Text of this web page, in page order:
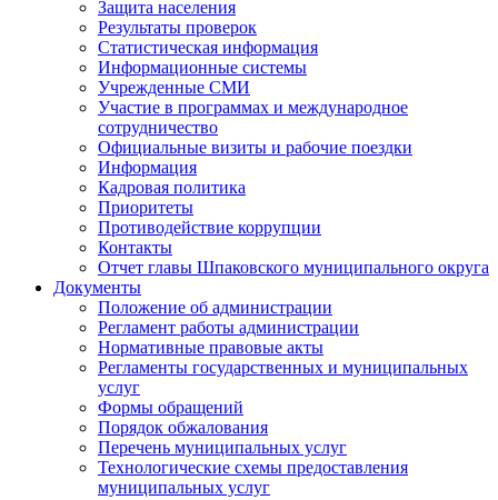
Защита населения
Результаты проверок
Статистическая информация
Информационные системы
Учрежденные СМИ
Участие в программах и международное
сотрудничество
Официальные визиты и рабочие поездки
Информация
Кадровая политика
Приоритеты
Противодействие коррупции
Контакты
Отчет главы Шпаковского муниципального округа
Документы
Положение об администрации
Регламент работы администрации
Нормативные правовые акты
Регламенты государственных и муниципальных
услуг
Формы обращений
Порядок обжалования
Перечень муниципальных услуг
Технологические схемы предоставления
муниципальных услуг